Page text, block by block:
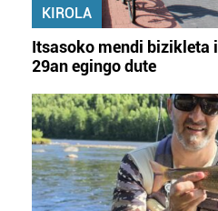
KIROLA
Itsasoko mendi bizikleta
29an egingo dute